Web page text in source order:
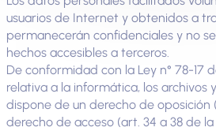
usuarios de Internet y obtenidos a
permanecerán confidenciales y no
hechos accesibles a terceros.
De conformidad con la Ley n° 78-17
relativa a la informática, los archivos
dispone de un derecho de oposición
derecho de acceso (art. 34 a 38 de